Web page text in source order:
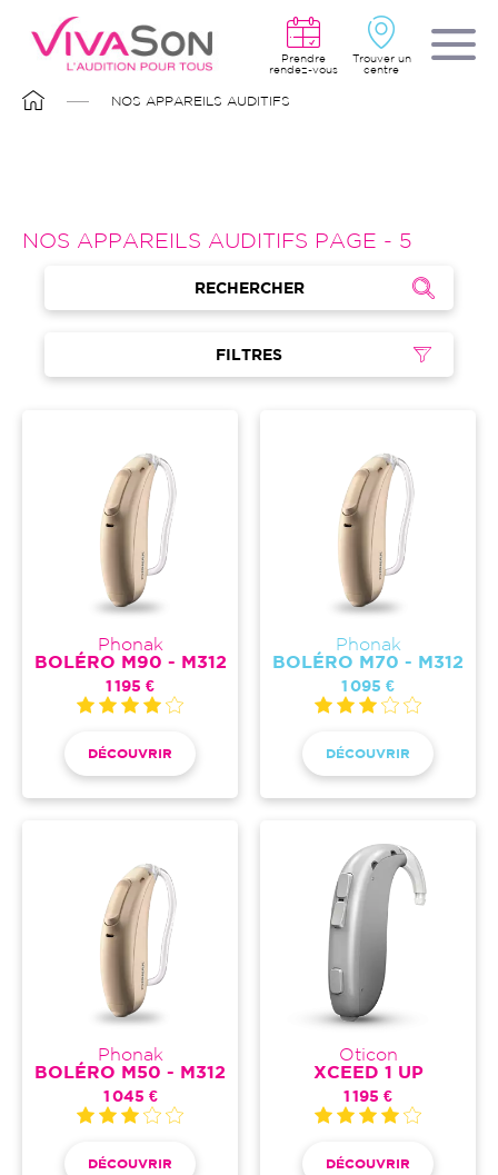
contenu
principal
Prendre
rendez-vous
Trouver un
centre
FIL
D'ARIANE
NOS APPAREILS AUDITIFS
NOS APPAREILS AUDITIFS PAGE - 5
RECHERCHER
FILTRES
Phonak
BOLÉRO M90 - M312
1 195 €
DÉCOUVRIR
Phonak
BOLÉRO M70 - M312
1 095 €
DÉCOUVRIR
Phonak
BOLÉRO M50 - M312
1 045 €
DÉCOUVRIR
Oticon
XCEED 1 UP
1 195 €
DÉCOUVRIR